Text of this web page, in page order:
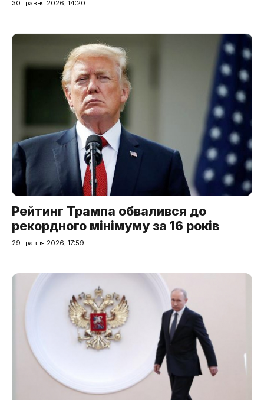
30 травня 2026, 14:20
Рейтинг Трампа обвалився до
рекордного мінімуму за 16 років
29 травня 2026, 17:59